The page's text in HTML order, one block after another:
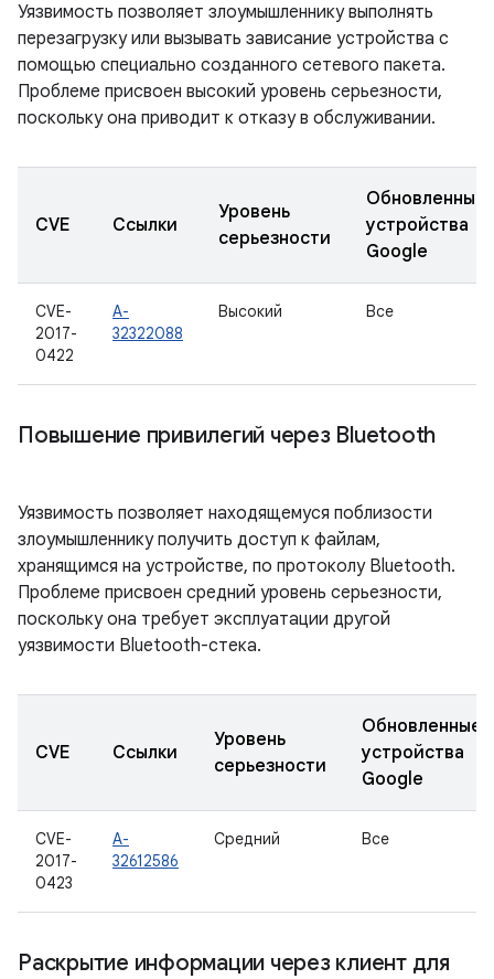
Уязвимость позволяет злоумышленнику выполнять
перезагрузку или вызывать зависание устройства с
помощью специально созданного сетевого пакета.
Проблеме присвоен высокий уровень серьезности,
поскольку она приводит к отказу в обслуживании.
CVE Ссылки
Уровень
серьезности
Обновленные
устройства
Google
CVE-
2017-
0422
A-
32322088
Высокий Все
Повышение привилегий через Bluetooth
Уязвимость позволяет находящемуся поблизости
злоумышленнику получить доступ к файлам,
хранящимся на устройстве, по протоколу Bluetooth.
Проблеме присвоен средний уровень серьезности,
поскольку она требует эксплуатации другой
уязвимости Bluetooth-стека.
CVE Ссылки
Уровень
серьезности
Обновленные
устройства
Google
CVE-
2017-
0423
A-
32612586
Средний Все
Раскрытие информации через клиент для